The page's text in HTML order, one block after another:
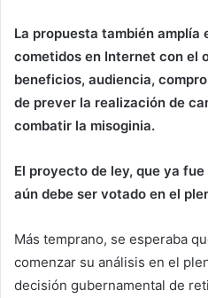
La propuesta también amplía
cometidos en Internet con el
beneficios, audiencia,
de prever la realización de
combatir la misoginia.
El proyecto de ley, que ya
aún debe ser votado en el
Más temprano, se esperaba
comenzar su análisis en el
decisión gubernamental de